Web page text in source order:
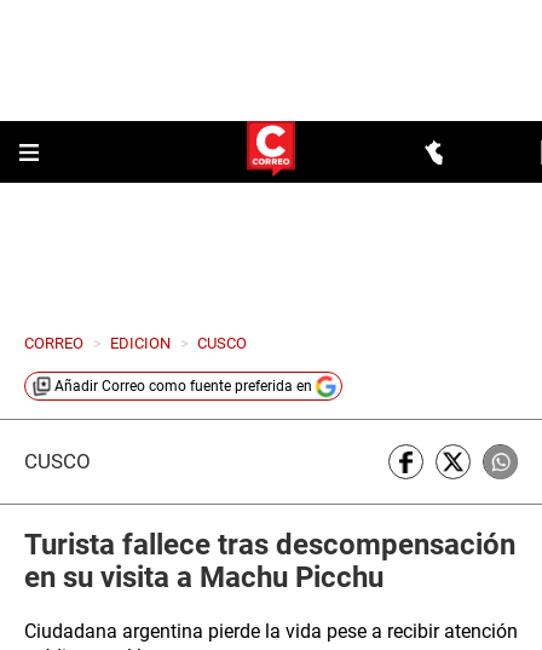
CORREO > EDICION > CUSCO
Añadir Correo como fuente preferida en
CUSCO
Turista fallece tras descompensación
en su visita a Machu Picchu
Ciudadana argentina pierde la vida pese a recibir atención